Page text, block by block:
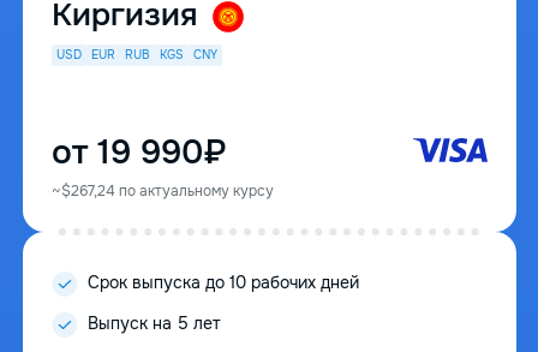
Киргизия
USD EUR RUB KGS CNY
от 19 990₽
~$267,24 по актуальному курсу
Срок выпуска до 10 рабочих дней
Выпуск на 5 лет